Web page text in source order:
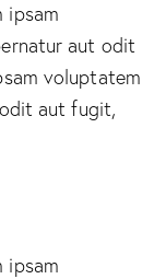
ipsam
aut odit
voluptatem
aut fugit,
ipsam